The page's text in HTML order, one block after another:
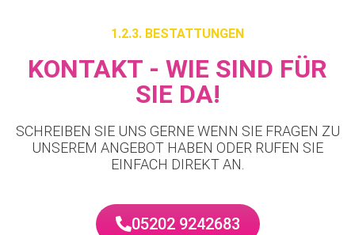
1.2.3. BESTATTUNGEN
KONTAKT - WIE SIND FÜR
SIE DA!
SCHREIBEN SIE UNS GERNE WENN SIE FRAGEN ZU
UNSEREM ANGEBOT HABEN ODER RUFEN SIE
EINFACH DIREKT AN.
05202 9242683